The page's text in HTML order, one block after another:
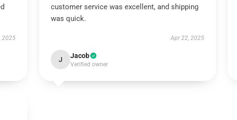
2025
customer service was excellent, and shipping
was quick.
Apr 22, 2025
J Jacob
Verified owner